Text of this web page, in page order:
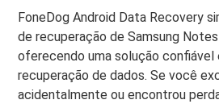
FoneDog Android Data Recovery
de recuperação de Samsung
oferecendo uma solução confiável
recuperação de dados. Se você
acidentalmente ou encontrou